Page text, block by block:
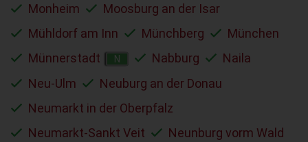
Monheim
Moosburg an der Isar
Mühldorf am Inn
Münchberg
München
Münnerstadt
N Nabburg
Naila
Neu-Ulm
Neuburg an der Donau
Neumarkt in der Oberpfalz
Neumarkt-Sankt Veit
Neunburg vorm Wald